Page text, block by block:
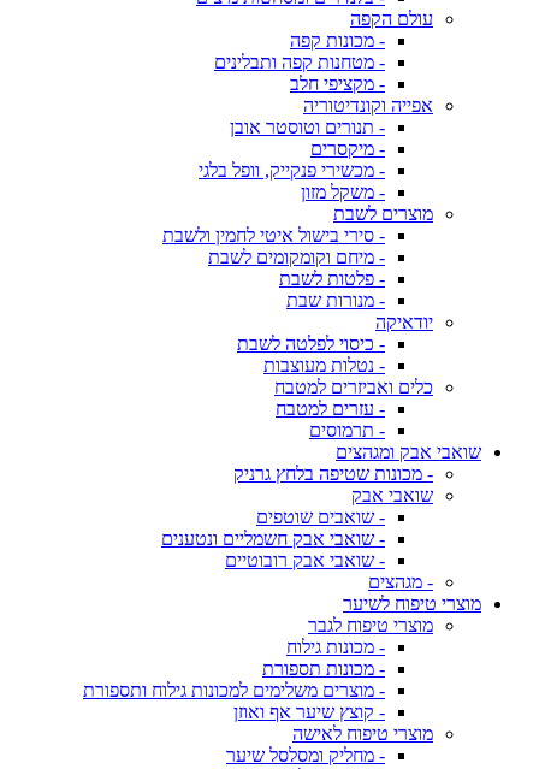
עולם הקפה
- מכונות קפה
- מטחנות קפה ותבלינים
- מקציפי חלב
אפייה וקונדיטוריה
- תנורים וטוסטר אובן
- מיקסרים
- מכשירי פנקייק, וופל בלגי
- משקל מזון
מוצרים לשבת
- סירי בישול איטי לחמין ולשבת
- מיחם וקומקומים לשבת
- פלטות לשבת
- מנורות שבת
יודאיקה
- כיסוי לפלטה לשבת
- נטלות מעוצבות
כלים ואביזרים למטבח
- עזרים למטבח
- תרמוסים
שואבי אבק ומגהצים
- מכונות שטיפה בלחץ גרניק
שואבי אבק
- שואבים שוטפים
- שואבי אבק חשמליים ונטענים
- שואבי אבק רובוטיים
- מגהצים
מוצרי טיפוח לשיער
מוצרי טיפוח לגבר
- מכונות גילוח
- מכונות תספורת
- מוצרים משלימים למכונות גילוח ותספורת
- קוצץ שיער אף ואוזן
מוצרי טיפוח לאישה
- מחליק ומסלסל שיער